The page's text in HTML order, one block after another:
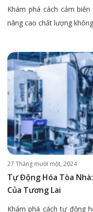
Khám phá cách cảm
nâng cao chất lượng
27 Tháng mười một, 2024
Tự Động Hóa Tòa
Của Tương Lai
Khám phá cách tự động